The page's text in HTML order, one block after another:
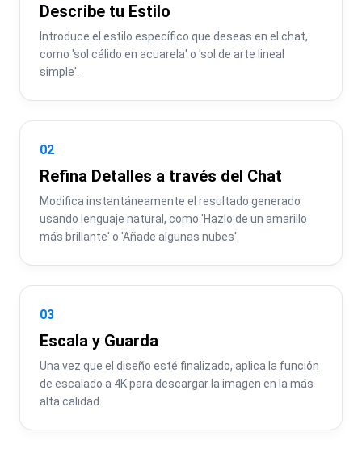
Describe tu Estilo
Introduce el estilo específico que deseas en el chat,
como 'sol cálido en acuarela' o 'sol de arte lineal
simple'.
02
Refina Detalles a través del Chat
Modifica instantáneamente el resultado generado
usando lenguaje natural, como 'Hazlo de un amarillo
más brillante' o 'Añade algunas nubes'.
03
Escala y Guarda
Una vez que el diseño esté finalizado, aplica la función
de escalado a 4K para descargar la imagen en la más
alta calidad.